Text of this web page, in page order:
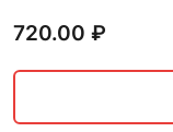
720.00 ₽